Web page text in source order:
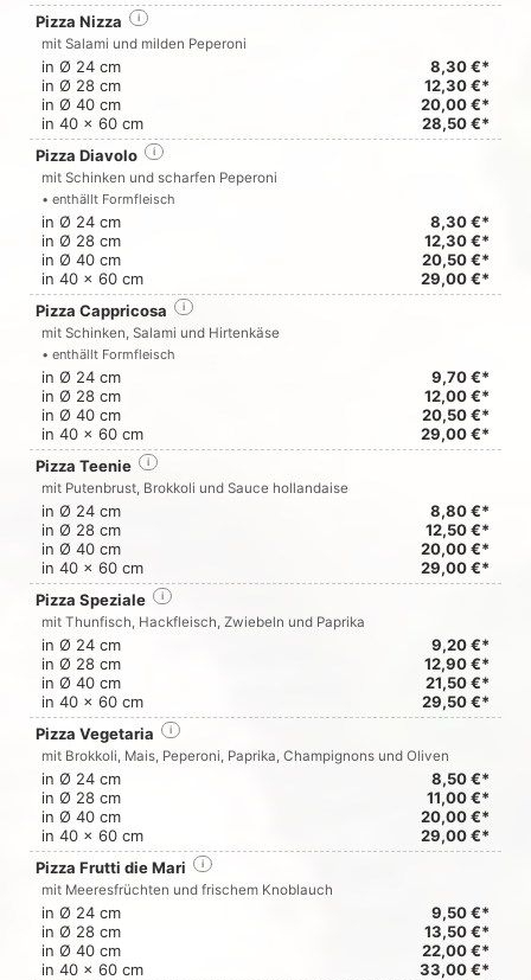
Pizza Nizza i
mit Salami und milden Peperoni
in Ø 24 cm
8,30 €*
in Ø 28 cm
12,30 €*
in Ø 40 cm
20,00 €*
in 40 x 60 cm
28,50 €*
Pizza Diavolo
i
mit Schinken und scharfen Peperoni
• enthällt Formfleisch
in Ø 24 cm
8,30 €*
in Ø 28 cm
12,30 €*
in Ø 40 cm
20,50 €*
in 40 x 60 cm
29,00 €*
Pizza Cappricosa
i
mit Schinken, Salami und Hirtenkäse
• enthällt Formfleisch
in Ø 24 cm
9,70 €*
in Ø 28 cm
12,00 €*
in Ø 40 cm
20,50 €*
in 40 x 60 cm
29,00 €*
Pizza Teenie
i
mit Putenbrust, Brokkoli und Sauce hollandaise
in Ø 24 cm
8,80 €*
in Ø 28 cm
12,50 €*
in Ø 40 cm
20,00 €*
in 40 x 60 cm
29,00 €*
Pizza Speziale
i
mit Thunfisch, Hackfleisch, Zwiebeln und Paprika
in Ø 24 cm
9,20 €*
in Ø 28 cm
12,90 €*
in Ø 40 cm
21,50 €*
in 40 x 60 cm
29,50 €*
Pizza Vegetaria
i
mit Brokkoli, Mais, Peperoni, Paprika, Champignons und Oliven
in Ø 24 cm
8,50 €*
in Ø 28 cm
11,00 €*
in Ø 40 cm
20,00 €*
in 40 x 60 cm
29,00 €*
Pizza Frutti die Mari
i
mit Meeresfrüchten und frischem Knoblauch
in Ø 24 cm
9,50 €*
in Ø 28 cm
13,50 €*
in Ø 40 cm
22,00 €*
in 40 x 60 cm
33,00 €*